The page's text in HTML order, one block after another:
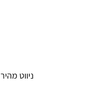
ניווט מהיר